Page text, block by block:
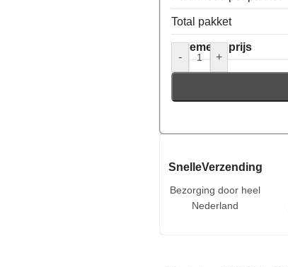
Total pakket
Algemene prijs
-
+
SnelleVerzending
Bezorging door heel
Nederland